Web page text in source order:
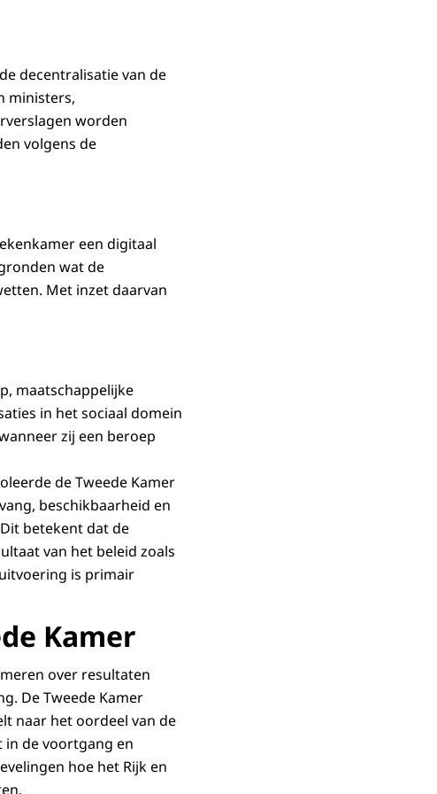
decentralisatie van de
ministers,
worden
volgens de
een digitaal
wat de
Met inzet daarvan
maatschappelijke
in het sociaal domein
zij een beroep
de Tweede Kamer
beschikbaarheid en
betekent dat de
van het beleid zoals
is primair
Kamer
over resultaten
De Tweede Kamer
naar het oordeel van de
de voortgang en
hoe het Rijk en